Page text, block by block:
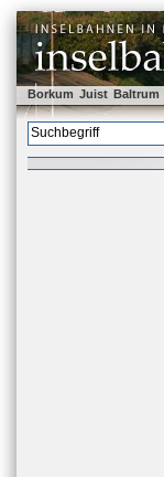
Borkum Juist Baltrum